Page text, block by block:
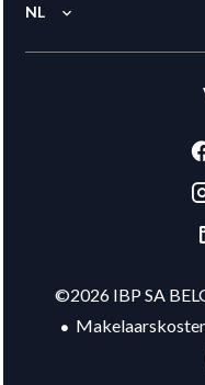
NL
©2026 IBP SA